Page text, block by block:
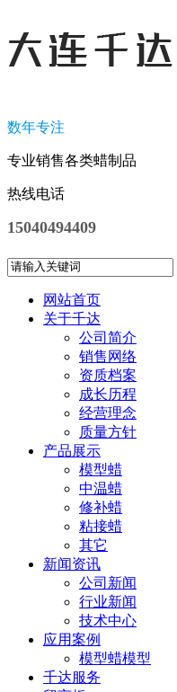
数年专注
专业销售各类蜡制品
热线电话
15040494409
网站首页
关于千达
公司简介
销售网络
资质档案
成长历程
经营理念
质量方针
产品展示
模型蜡
中温蜡
修补蜡
粘接蜡
其它
新闻资讯
公司新闻
行业新闻
技术中心
应用案例
模型蜡模型
千达服务